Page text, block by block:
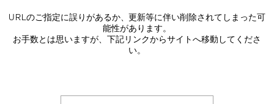
URLのご指定に誤りがあるか、更新等に伴い削除されてしまった可
能性があります。
お手数とは思いますが、下記リンクからサイトへ移動してくださ
い。